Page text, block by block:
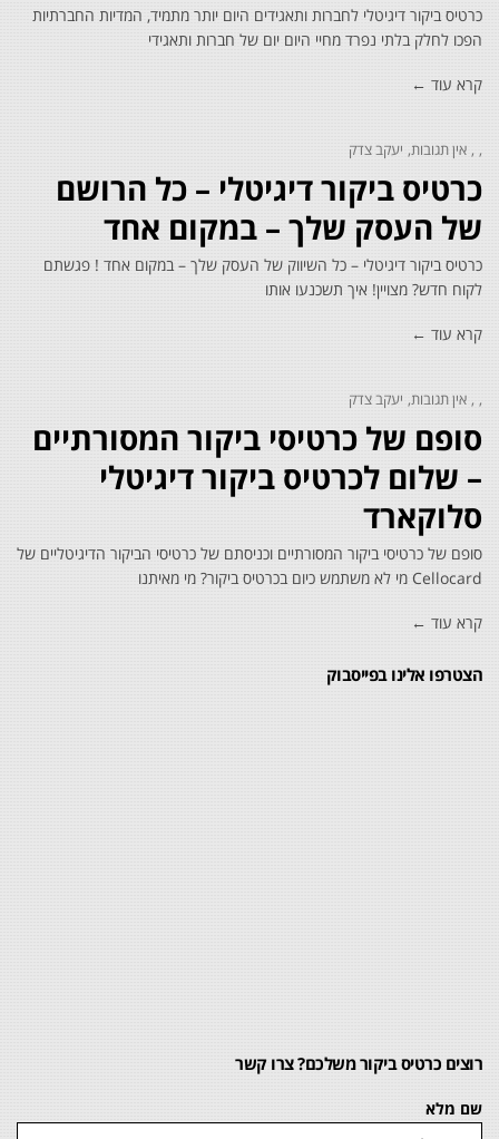
כרטיס ביקור דיגיטלי לחברות ותאגידים היום יותר מתמיד, המדיות החברתיות
הפכו לחלק בלתי נפרד מחיי היום יום של חברות ותאגידי
קרא עוד ←
אין תגובות יעקב צדק
כרטיס ביקור דיגיטלי – כל הרושם
של העסק שלך – במקום אחד
כרטיס ביקור דיגיטלי – כל השיווק של העסק שלך – במקום אחד ! פגשתם
לקוח חדש? מצויין! איך תשכנעו אותו
קרא עוד ←
אין תגובות יעקב צדק
סופם של כרטיסי ביקור המסורתיים
– שלום לכרטיס ביקור דיגיטלי
סלוקארד
סופם של כרטיסי ביקור המסורתיים וכניסתם של כרטיסי הביקור הדיגיטליים של
Cellocard מי לא משתמש כיום בכרטיס ביקור? מי מאיתנו
קרא עוד ←
הצטרפו אלינו בפייסבוק
רוצים כרטיס ביקור משלכם? צרו קשר
שם מלא